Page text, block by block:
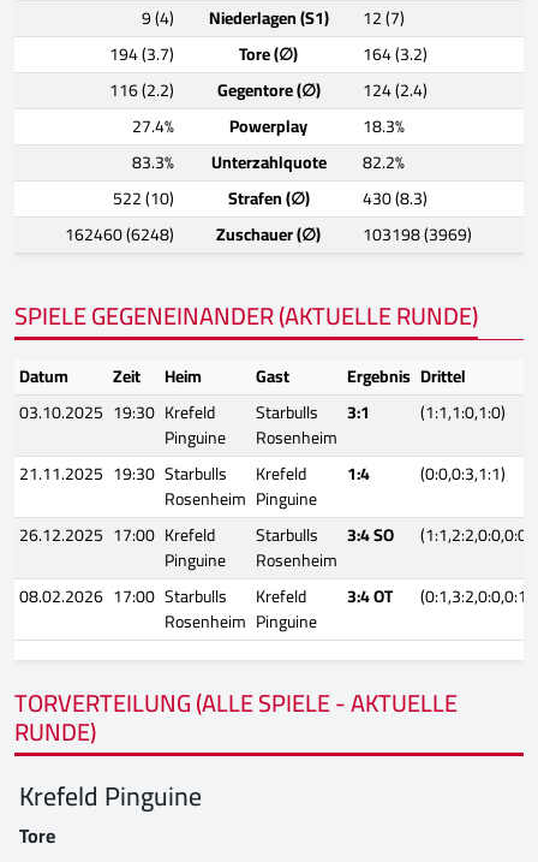
9 (4)
Niederlagen (S1)
12 (7)
194 (3.7)
Tore (∅)
164 (3.2)
116 (2.2)
Gegentore (∅)
124 (2.4)
27.4%
Powerplay
18.3%
83.3%
Unterzahlquote
82.2%
522 (10)
Strafen (∅)
430 (8.3)
162460 (6248)
Zuschauer (∅) 103198 (3969)
SPIELE GEGENEINANDER (AKTUELLE RUNDE)
Datum Zeit Heim Gast Ergebnis Drittel
03.10.2025 19:30 Krefeld
Pinguine
Starbulls
Rosenheim
3:1
(1:1,1:0,1:0)
21.11.2025 19:30 Starbulls
Rosenheim
Krefeld
Pinguine
1:4
(0:0,0:3,1:1)
26.12.2025 17:00 Krefeld
Pinguine
Starbulls
Rosenheim
3:4 SO
08.02.2026 17:00 Starbulls
Rosenheim
Krefeld
Pinguine
3:4 OT (0:1,3:2,0:0,0:1)
TORVERTEILUNG (ALLE SPIELE - AKTUELLE
RUNDE)
Krefeld Pinguine
Tore